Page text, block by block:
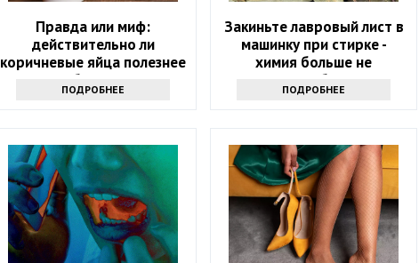
Правда или миф:
действительно ли
коричневые яйца полезнее
белых
ПОДРОБНЕЕ
Закиньте лавровый лист в
машинку при стирке -
химия больше не
понадобится
ПОДРОБНЕЕ